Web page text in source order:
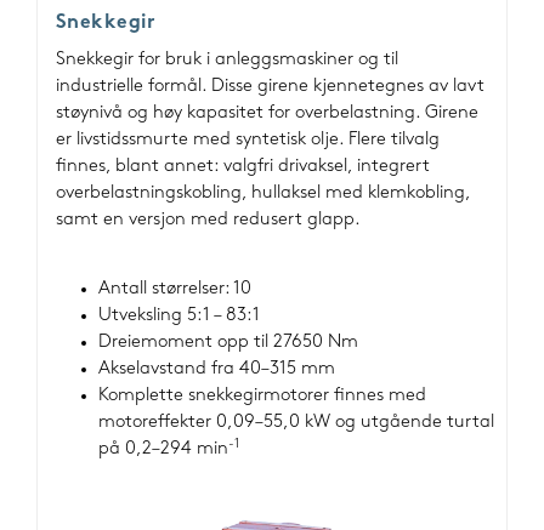
Snekkegir
Snekkegir for bruk i anleggsmaskiner og til
industrielle formål. Disse girene kjennetegnes av lavt
støynivå og høy kapasitet for overbelastning. Girene
er livstidssmurte med syntetisk olje. Flere tilvalg
finnes, blant annet: valgfri drivaksel, integrert
overbelastningskobling, hullaksel med klemkobling,
samt en versjon med redusert glapp.
Antall størrelser: 10
Utveksling 5:1 – 83:1
Dreiemoment opp til 27650 Nm
Akselavstand fra 40–315 mm
Komplette snekkegirmotorer finnes med
motoreffekter 0,09–55,0 kW og utgående turtal
på 0,2–294 min -1